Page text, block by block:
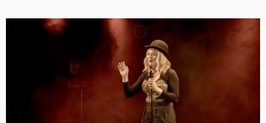
China
Denmark
Finland